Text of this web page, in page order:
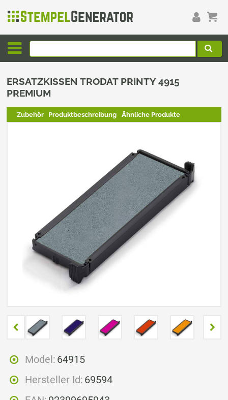
ERSATZKISSEN TRODAT PRINTY 4915
PREMIUM
Zubehör Produktbeschreibung Ähnliche Produkte
Model: 64915
Hersteller Id: 69594